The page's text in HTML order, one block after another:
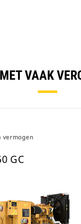
VAAK
vermogen
GC